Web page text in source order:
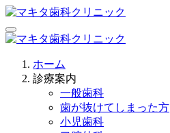
ホーム
診療案内
一般歯科
歯が抜けてしまった方
小児歯科